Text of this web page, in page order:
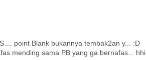
point Blank bukannya tembak2an y... :D
mending sama PB yang ga bernafas... hhi